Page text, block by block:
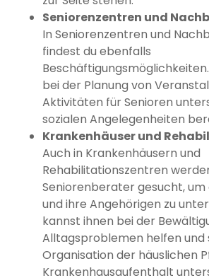
Seniorenzentren und
In Seniorenzentren und
findest du ebenfalls
bei der Planung von
Aktivitäten für Senioren
sozialen Angelegenheiten
Krankenhäuser und
Auch in Krankenhäusern und
Rehabilitationszentren
Seniorenberater gesucht,
und ihre Angehörigen zu
kannst ihnen bei der
Alltagsproblemen helfen und
Organisation der häuslichen
Krankenhausaufenthalt